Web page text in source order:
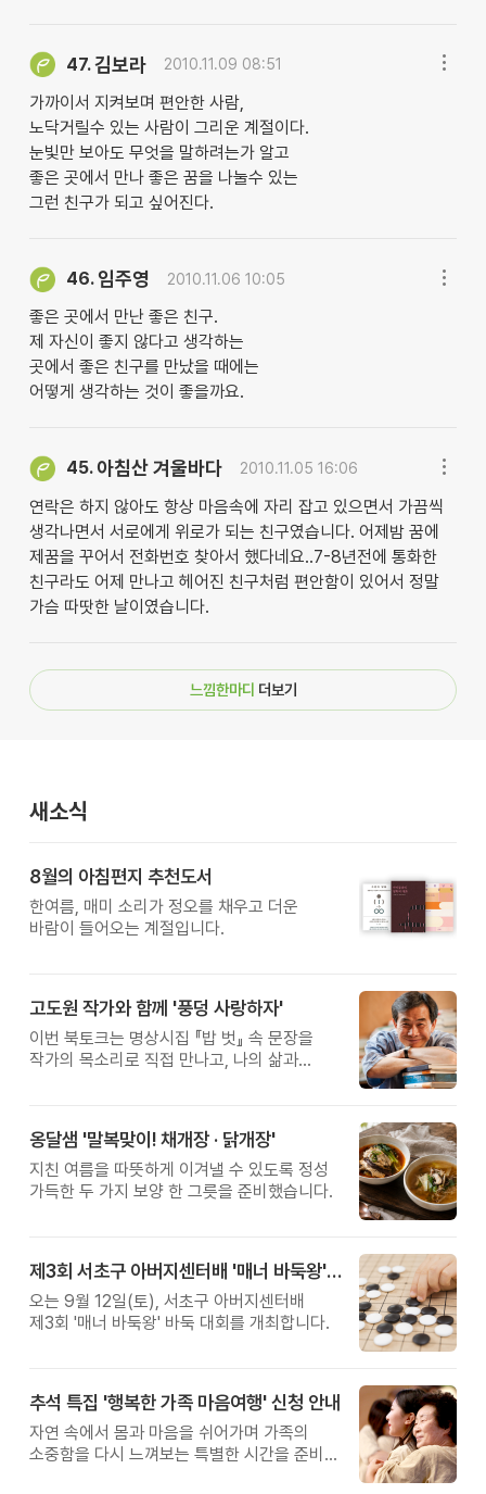
47.김보라 2010.11.09 08:51
가까이서 지켜보며 편안한 사람,
노닥거릴수 있는 사람이 그리운 계절이다.
눈빛만 보아도 무엇을 말하려는가 알고
좋은 곳에서 만나 좋은 꿈을 나눌수 있는
그런 친구가 되고 싶어진다.
46. 임주영 2010.11.06 10:05
좋은 곳에서 만난 좋은 친구.
제 자신이 좋지 않다고 생각하는
곳에서 좋은 친구를 만났을 때에는
어떻게 생각하는 것이 좋을까요.
45. 아침산 겨울바다 2010.11.05 16:06
연락은 하지 않아도 항상 마음속에 자리 잡고 있으면서 가끔씩
생각나면서 서로에게 위로가 되는 친구였습니다. 어제밤 꿈에
제꿈을 꾸어서 전화번호 찾아서 했다네요..7-8년전에 통화한
친구라도 어제 만나고 헤어진 친구처럼 편안함이 있어서 정말
가슴 따땃한 날이였습니다.
느낌한마디 더보기
새소식
8월의 아침편지 추천도서
한여름, 매미 소리가 정오를 채우고 더운
바람이 들어오는 계절입니다.
고도원 작가와 함께 '풍덩 사랑하자'
이번 북토크는 명상시집 『밥 벗』 속 문장을
작가의 목소리로 직접 만나고, 나의 삶과
옹달샘 '말복맞이! 채개장 · 닭개장'
지친 여름을 따뜻하게 이겨낼 수 있도록 정성
가득한 두 가지 보양 한 그릇을 준비했습니다.
제3회 서초구 아버지센터배 '매너 바둑왕' 대회
오는 9월 12일(토), 서초구 아버지센터배
제3회 '매너 바둑왕' 바둑 대회를 개최합니다.
추석 특집 '행복한 가족 마음여행' 신청 안내
자연 속에서 몸과 마음을 쉬어가며 가족의
소중함을 다시 느껴보는 특별한 시간을 준비해